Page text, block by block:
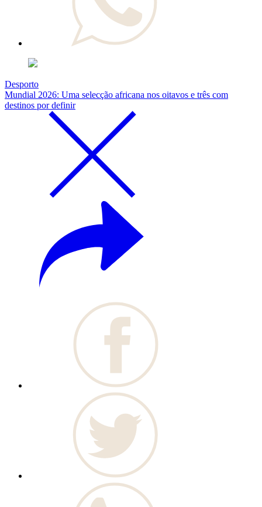
Desporto
Mundial 2026: Uma selecção africana nos oitavos e três com
destinos por definir